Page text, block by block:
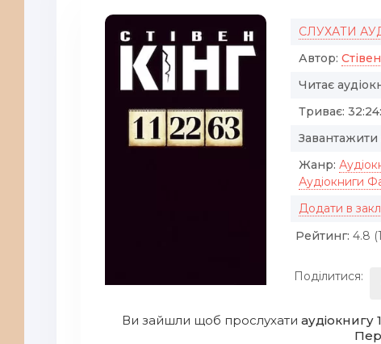
СЛУХАТИ
Автор:
Читає
Триває:
Завантажити
Жанр:
Аудіокниги
Додати в
Рейтинг: 4.8 (
Поділитися:
Ви зайшли щоб прослухати аудіокнигу